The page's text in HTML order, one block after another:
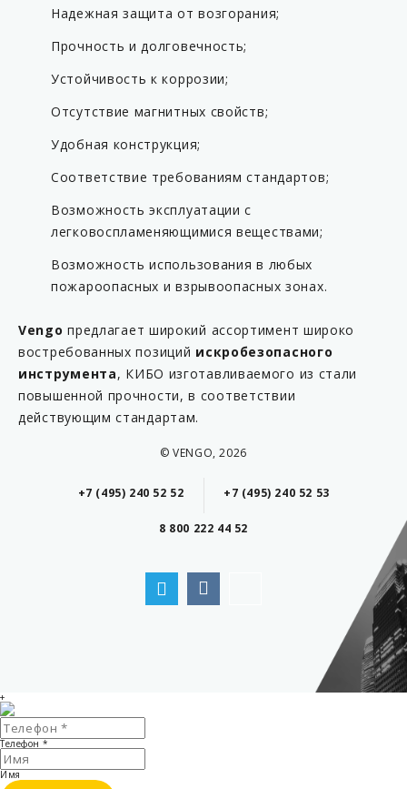
Надежная защита от возгорания;
Прочность и долговечность;
Устойчивость к коррозии;
Отсутствие магнитных свойств;
Удобная конструкция;
Соответствие требованиям стандартов;
Возможность эксплуатации с
легковоспламеняющимися веществами;
Возможность использования в любых
пожароопасных и взрывоопасных зонах.
Vengoпредлагает широкий ассортимент широко
востребованных позиций искробезопасного
инструмента, КИБО изготавливаемого из стали
повышенной прочности, в соответствии
действующим стандартам.
© VENGO, 2026
+7 (495) 240 52 52 +7 (495) 240 52 53
8 800 222 44 52
+
Телефон *
Имя